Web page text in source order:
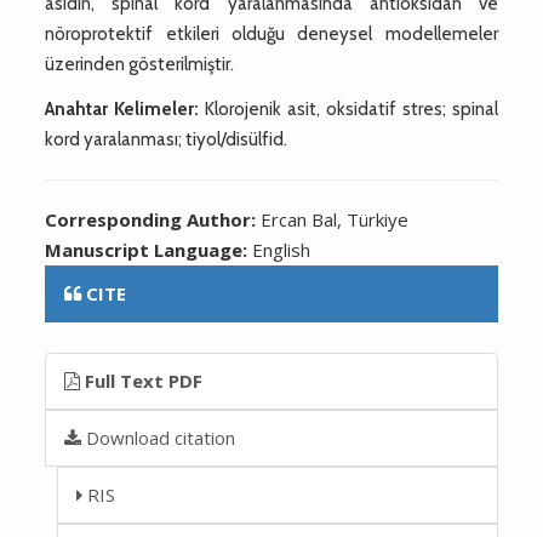
nöroprotektif etkileri olduğu deneysel modellemeler
üzerinden gösterilmiştir.
Anahtar Kelimeler: Klorojenik asit, oksidatif stres; spinal
kord yaralanması; tiyol/disülfid.
Corresponding Author: Ercan Bal, Türkiye
Manuscript Language: English
CITE
Full Text PDF
Download citation
RIS